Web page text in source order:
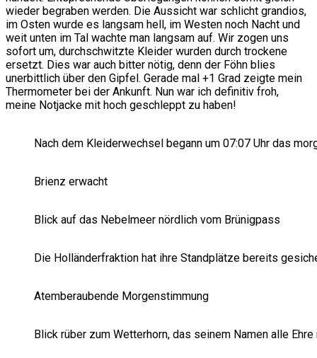
wieder begraben werden. Die Aussicht war schlicht grandios,
im Osten wurde es langsam hell, im Westen noch Nacht und
weit unten im Tal wachte man langsam auf. Wir zogen uns
sofort um, durchschwitzte Kleider wurden durch trockene
ersetzt. Dies war auch bitter nötig, denn der Föhn blies
unerbittlich über den Gipfel. Gerade mal +1 Grad zeigte mein
Thermometer bei der Ankunft. Nun war ich definitiv froh,
meine Notjacke mit hoch geschleppt zu haben!
Nach dem Kleiderwechsel begann um 07:07 Uhr das
Brienz erwacht
Blick auf das Nebelmeer nördlich vom Brünigpass
Die Holländerfraktion hat ihre Standplätze bereits
Atemberaubende Morgenstimmung
Blick rüber zum Wetterhorn, das seinem Namen alle Ehre